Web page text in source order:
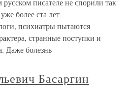
писателе не спорили так
более ста лет
психиатры пытаются
странные поступки и
Даже болезнь
Басаргин